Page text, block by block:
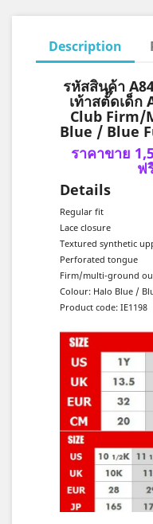
Description
รหัสสินค้า
เท้าสตั๊ดเด็ก
Club Firm/
Blue / Blue
ราคาขาย
ฟ
Details
Regular fit
Lace closure
Textured synthetic
Perforated tongue
Firm/multi-ground
Colour: Halo Blue /
Product code: IE1198